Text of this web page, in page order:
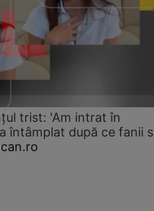
trist: 'Am intrat în
întâmplat după ce fanii